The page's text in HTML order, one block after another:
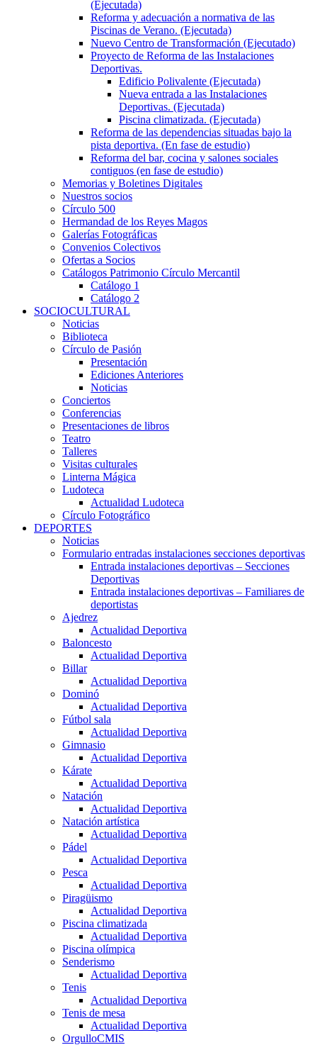
(Ejecutada)
Reforma y adecuación a normativa de las
Piscinas de Verano. (Ejecutada)
Nuevo Centro de Transformación (Ejecutado)
Proyecto de Reforma de las Instalaciones
Deportivas.
Edificio Polivalente (Ejecutada)
Nueva entrada a las Instalaciones
Deportivas. (Ejecutada)
Piscina climatizada. (Ejecutada)
Reforma de las dependencias situadas bajo la
pista deportiva. (En fase de estudio)
Reforma del bar, cocina y salones sociales
contiguos (en fase de estudio)
Memorias y Boletines Digitales
Nuestros socios
Círculo 500
Hermandad de los Reyes Magos
Galerías Fotográficas
Convenios Colectivos
Ofertas a Socios
Catálogos Patrimonio Círculo Mercantil
Catálogo 1
Catálogo 2
SOCIOCULTURAL
Noticias
Biblioteca
Círculo de Pasión
Presentación
Ediciones Anteriores
Noticias
Conciertos
Conferencias
Presentaciones de libros
Teatro
Talleres
Visitas culturales
Linterna Mágica
Ludoteca
Actualidad Ludoteca
Círculo Fotográfico
DEPORTES
Noticias
Formulario entradas instalaciones secciones deportivas
Entrada instalaciones deportivas – Secciones
Deportivas
Entrada instalaciones deportivas – Familiares de
deportistas
Ajedrez
Actualidad Deportiva
Baloncesto
Actualidad Deportiva
Billar
Actualidad Deportiva
Dominó
Actualidad Deportiva
Fútbol sala
Actualidad Deportiva
Gimnasio
Actualidad Deportiva
Kárate
Actualidad Deportiva
Natación
Actualidad Deportiva
Natación artística
Actualidad Deportiva
Pádel
Actualidad Deportiva
Pesca
Actualidad Deportiva
Piragüismo
Actualidad Deportiva
Piscina climatizada
Actualidad Deportiva
Piscina olímpica
Senderismo
Actualidad Deportiva
Tenis
Actualidad Deportiva
Tenis de mesa
Actualidad Deportiva
OrgulloCMIS